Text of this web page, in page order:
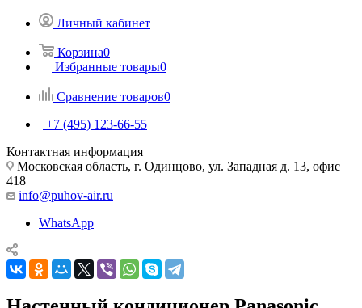
Личный кабинет
Корзина0
Избранные товары0
Сравнение товаров0
+7 (495) 123-66-55
Контактная информация
Московская область, г. Одинцово, ул. Западная д. 13, офис
418
info@puhov-air.ru
WhatsApp